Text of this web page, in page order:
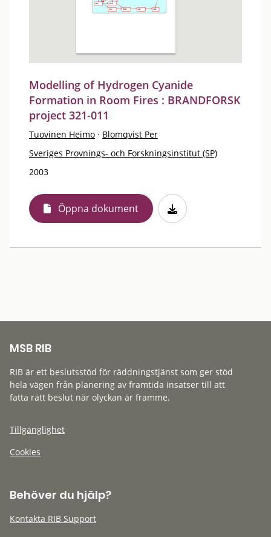
Modelling of Hydrogen Cyanide
Formation in Room Fires : BRANDFORSK
project 321-011
Tuovinen Heimo · Blomqvist Per
Sveriges Provnings- och Forskningsinstitut (SP)
2003
Öppna dokument
MSB RIB
RIB är ett beslutsstöd för räddningstjänst som ger stöd
hela vägen från planering av framtida insatser till att
fatta rätt beslut när olyckan är framme.
Tillgänglighet
Cookies
Behöver du hjälp?
Kontakta RIB Support